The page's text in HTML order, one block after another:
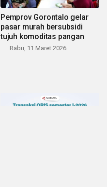
Pemprov Gorontalo gelar
pasar murah bersubsidi
tujuh komoditas pangan
Rabu, 11 Maret 2026